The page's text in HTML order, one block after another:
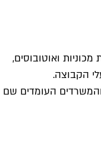
ואוטובוסים,
הקבוצה.
והמשרדים העומדים שם